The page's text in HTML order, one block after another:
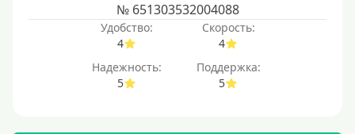
№ 651303532004088
Удобство:
4
Скорость:
4
Надежность:
5
Поддержка:
5